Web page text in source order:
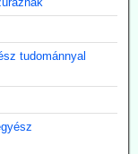
tudománnyal